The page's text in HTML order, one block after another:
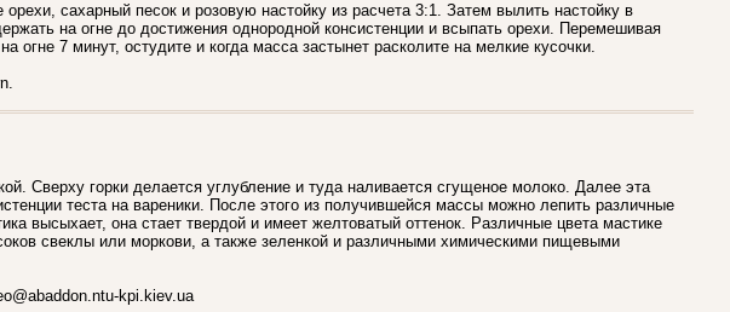
сахарный песок и розовую настойку из расчета 3:1. Затем вылить настойку в
на огне до достижения однородной консистенции и всыпать орехи. Перемешивая
огне 7 минут, остудите и когда масса застынет расколите на мелкие кусочки.
Сверху горки делается углубление и туда наливается сгущеное молоко. Далее эта
теста на вареники. После этого из получившейся массы можно лепить различные
высыхает, она стает твердой и имеет желтоватый оттенок. Различные цвета мастике
свеклы или моркови, а также зеленкой и различными химическими пищевыми
kpi.kiev.ua